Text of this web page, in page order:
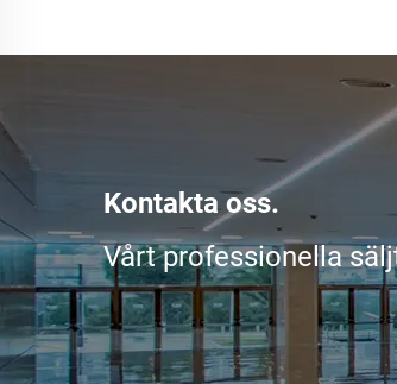
Kontakta oss.
Vårt professionella